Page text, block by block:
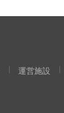
運営施設